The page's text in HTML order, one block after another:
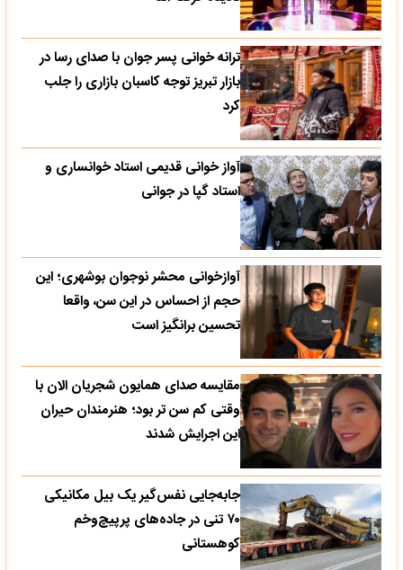
ترانه خوانی پسر جوان با صدای رسا در
بازار تبریز توجه کاسبان بازاری را جلب
کرد
آواز خوانی قدیمی استاد خوانساری و
استاد گپا در جوانی
آوازخوانی محشر نوجوان بوشهری؛ این
حجم از احساس در این سن، واقعا
تحسین‌ برانگیز است
مقایسه صدای همایون شجریان الان با
وقتی کم سن تر بود؛ هنرمندان حیران
این اجرایش شدند
جابه‌جایی نفس‌گیر یک بیل مکانیکی
۷۰ تنی در جاده‌های پرپیچ‌وخم
کوهستانی